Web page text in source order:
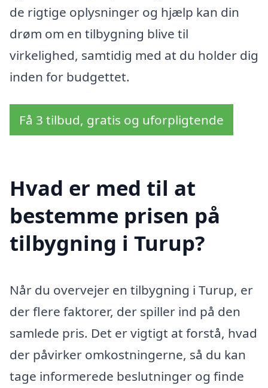
de rigtige oplysninger og hjælp kan din
drøm om en tilbygning blive til
virkelighed, samtidig med at du holder dig
inden for budgettet.
Få 3 tilbud, gratis og uforpligtende
Hvad er med til at
bestemme prisen på
tilbygning i Turup?
Når du overvejer en tilbygning i Turup, er
der flere faktorer, der spiller ind på den
samlede pris. Det er vigtigt at forstå, hvad
der påvirker omkostningerne, så du kan
tage informerede beslutninger og finde